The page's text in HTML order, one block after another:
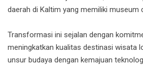
daerah di Kaltim yang memiliki museum
Transformasi ini sejalan dengan
meningkatkan kualitas destinasi wisata
unsur budaya dengan kemajuan